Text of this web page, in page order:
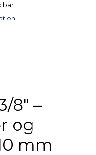
bar
8″ –
og
mm